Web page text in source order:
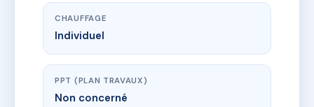
CHAUFFAGE
Individuel
PPT (PLAN TRAVAUX)
Non concerné